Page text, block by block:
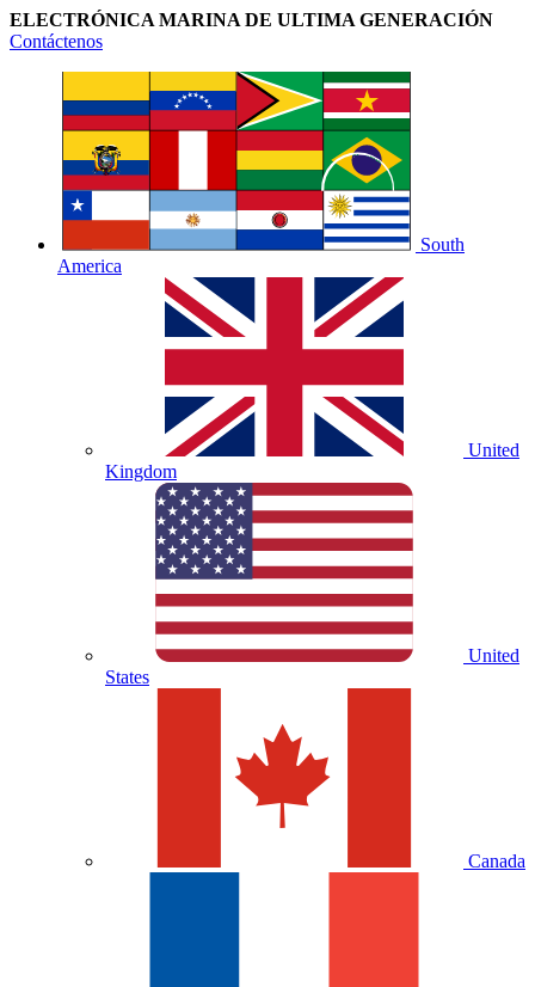
ELECTRÓNICA MARINA DE ULTIMA GENERACIÓN
Contáctenos
South
America
United
Kingdom
United
States
Canada